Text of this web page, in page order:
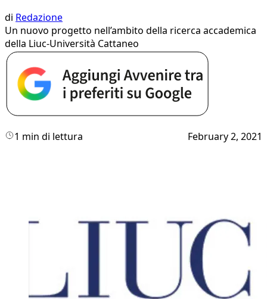
di Redazione
Un nuovo progetto nell’ambito della ricerca accademica
della Liuc-Università Cattaneo
1 min di lettura February 2, 2021